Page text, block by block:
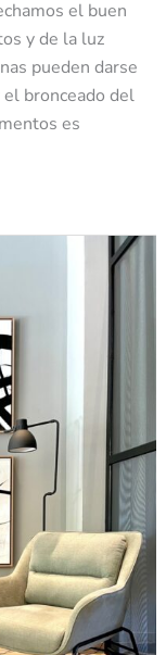
el buen
y de la luz
pueden darse
bronceado del
es